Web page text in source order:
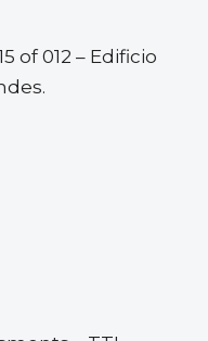
of 012 – Edificio